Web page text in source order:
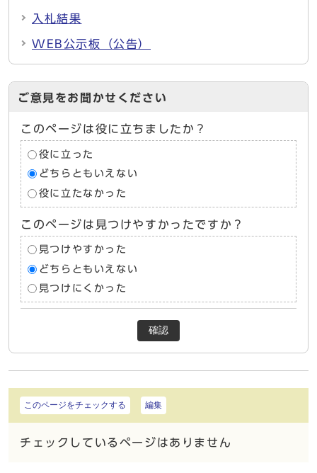
入札結果
WEB公示板（公告）
ご意見をお聞かせください
このページは役に立ちましたか？
役に立った
どちらともいえない
役に立たなかった
このページは見つけやすかったですか？
見つけやすかった
どちらともいえない
見つけにくかった
確認
このページをチェックする 編集
チェックしているページはありません